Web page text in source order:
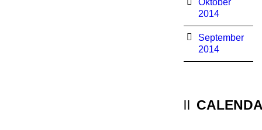
Oktober
2014
September
2014